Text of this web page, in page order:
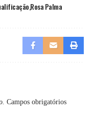
Rosa Palma
Campos obrigatórios